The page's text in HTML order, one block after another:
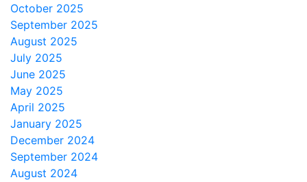
October 2025
September 2025
August 2025
July 2025
June 2025
May 2025
April 2025
January 2025
December 2024
September 2024
August 2024